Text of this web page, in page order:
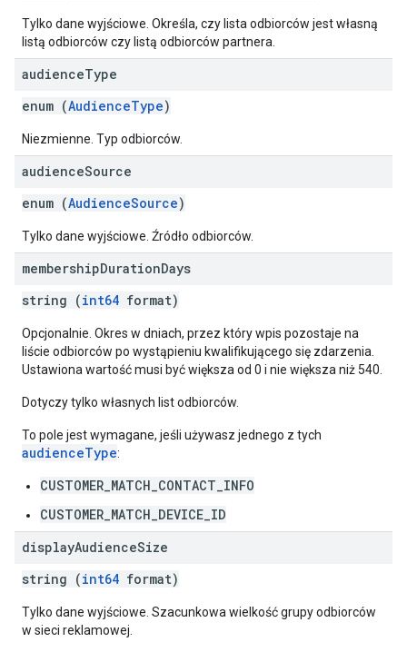
Tylko dane wyjściowe. Określa, czy lista odbiorców jest własną
listą odbiorców czy listą odbiorców partnera.
audienceType
enum (AudienceType)
Niezmienne. Typ odbiorców.
audienceSource
enum (AudienceSource)
Tylko dane wyjściowe. Źródło odbiorców.
membershipDurationDays
string (int64 format)
Opcjonalnie. Okres w dniach, przez który wpis pozostaje na
liście odbiorców po wystąpieniu kwalifikującego się zdarzenia.
Ustawiona wartość musi być większa od 0 i nie większa niż 540.
Dotyczy tylko własnych list odbiorców.
To pole jest wymagane, jeśli używasz jednego z tych
audienceType:
CUSTOMER_MATCH_CONTACT_INFO
CUSTOMER_MATCH_DEVICE_ID
displayAudienceSize
string (int64 format)
Tylko dane wyjściowe. Szacunkowa wielkość grupy odbiorców
w sieci reklamowej.